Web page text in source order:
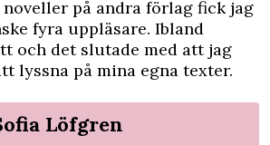
på andra förlag fick jag
fyra uppläsare. Ibland
och det slutade med att jag
lyssna på mina egna texter.
Löfgren